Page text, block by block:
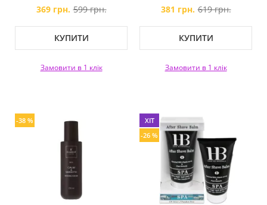
369 грн. 599 грн.
КУПИТИ
Замовити в 1 клік
381 грн. 619 грн.
КУПИТИ
Замовити в 1 клік
-38 %
ХІТ
-26 %